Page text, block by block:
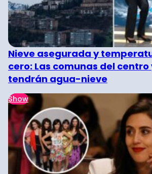
Nieve asegurada y
cero: Las comunas del centro
tendrán agua-nieve
Show